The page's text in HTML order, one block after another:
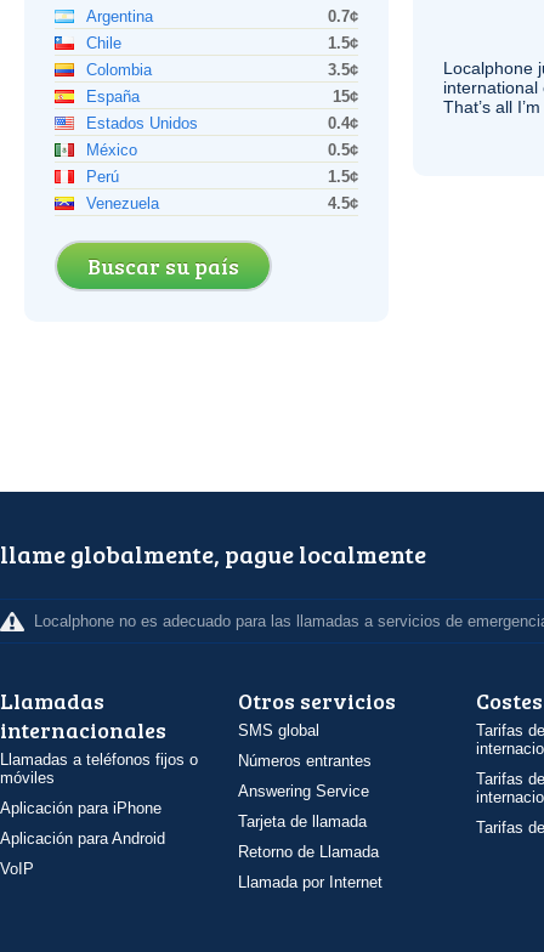
Argentina
0.7¢
Chile
1.5¢
Colombia
3.5¢
España
15¢
Estados Unidos
0.4¢
México
0.5¢
Perú
1.5¢
Venezuela
4.5¢
Buscar su país
Localphone
international
That’s all
llame globalmente, pague localmente
Localphone no es adecuado para las llamadas a servicios de
Llamadas
internacionales
Llamadas a teléfonos fijos o
móviles
Aplicación para iPhone
Aplicación para Android
VoIP
Otros servicios
SMS global
Números entrantes
Answering Service
Tarjeta de llamada
Retorno de Llamada
Llamada por Internet
Costes
Tarifas
Tarifas
Tarifas